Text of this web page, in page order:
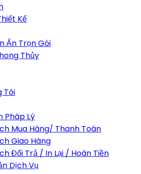
Kế
Ấn Trọn Gói
Thủy
Tôi
Pháp Lý
Mua Hàng/ Thanh Toán
Giao Hàng
Đổi Trả / In Lại / Hoàn Tiền
Dịch Vụ